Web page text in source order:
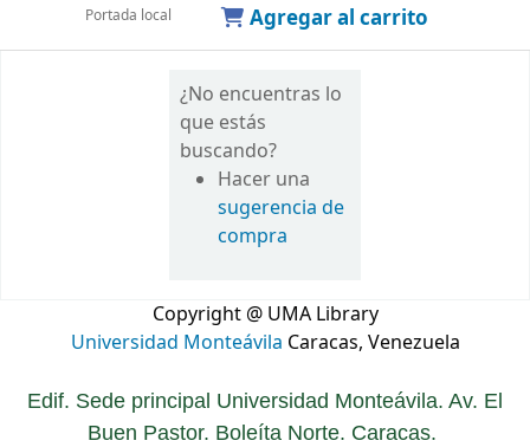
Portada local Agregar al carrito
¿No encuentras lo
que estás
buscando?
Hacer una
sugerencia de
compra
Copyright @ UMA Library
Universidad Monteávila Caracas, Venezuela
Edif. Sede principal Universidad Monteávila. Av. El
Buen Pastor. Boleíta Norte. Caracas.